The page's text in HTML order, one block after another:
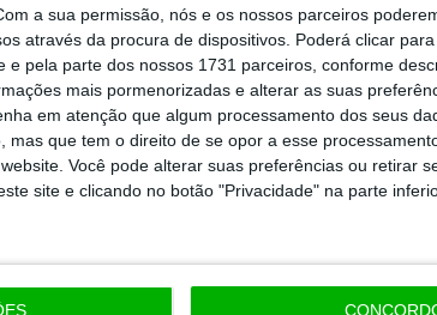
a sua permissão, nós e os nossos parceiros
através da procura de dispositivos. Poderá clicar
e pela parte dos nossos 1731 parceiros, conforme
mais pormenorizadas e alterar as suas
em atenção que algum processamento dos seus
mas que tem o direito de se opor a esse
Você pode alterar suas preferências ou retirar
site e clicando no botão "Privacidade" na parte